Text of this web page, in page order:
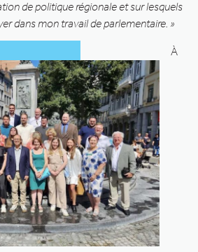
de politique régionale et sur lesquels
dans mon travail de parlementaire. »
À